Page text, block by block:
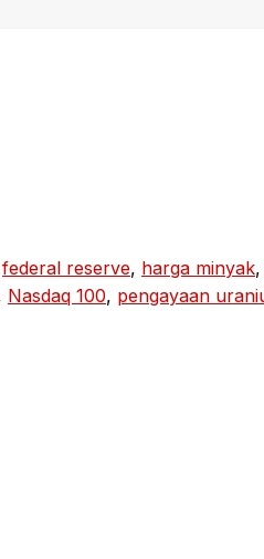
federal reserve, harga minyak,
Nasdaq 100, pengayaan